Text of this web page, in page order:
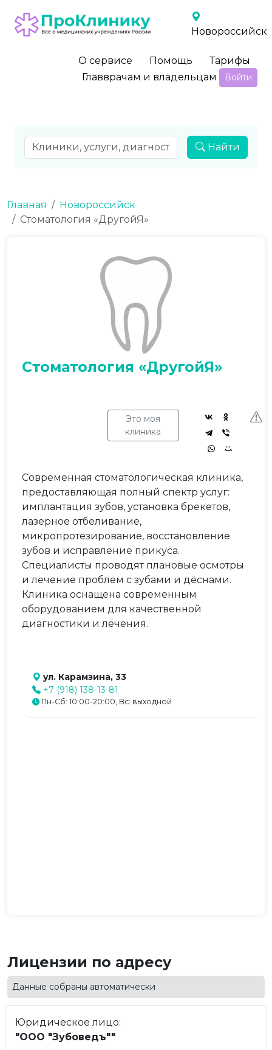
Новороссийск
О сервисе Помощь
Тарифы
Главврачам и владельцам
Войти
Найти
Главная
Новороссийск
Стоматология «ДругойЯ»
Стоматология «ДругойЯ»
Это моя
клиника
Современная стоматологическая клиника,
предоставляющая полный спектр услуг:
имплантация зубов, установка брекетов,
лазерное отбеливание,
микропротезирование, восстановление
зубов и исправление прикуса.
Специалисты проводят плановые осмотры
и лечение проблем с зубами и дёснами.
Клиника оснащена современным
оборудованием для качественной
диагностики и лечения.
ул. Карамзина, 33
+7 (918) 138-13-81
Пн-Сб: 10:00-20:00, Вс: выходной
Лицензии по адресу
Данные собраны автоматически
Юридическое лицо:
"ООО "Зубоведъ""